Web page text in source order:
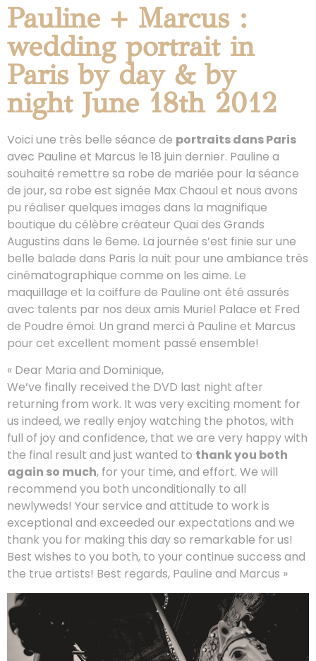
Pauline + Marcus :
wedding portrait in
Paris by day & by
night June 18th 2012
Voici une très belle séance de portraits dans Paris
avec Pauline et Marcus le 18 juin dernier. Pauline a
souhaité remettre sa robe de mariée pour la séance
de jour, sa robe est signée Max Chaoul et nous avons
pu réaliser quelques images dans la magnifique
boutique du célèbre créateur Quai des Grands
Augustins dans le 6eme. La journée s’est finie sur une
belle balade dans Paris la nuit pour une ambiance très
cinématographique comme on les aime. Le
maquillage et la coiffure de Pauline ont été assurés
avec talents par nos deux amis Muriel Palace et Fred
de Poudre émoi. Un grand merci à Pauline et Marcus
pour cet excellent moment passé ensemble!
« Dear Maria and Dominique,
We’ve finally received the DVD last night after
returning from work. It was very exciting moment for
us indeed, we really enjoy watching the photos, with
full of joy and confidence, that we are very happy with
the final result and just wanted to thank you both
again so much, for your time, and effort. We will
recommend you both unconditionally to all
newlyweds! Your service and attitude to work is
exceptional and exceeded our expectations and we
thank you for making this day so remarkable for us!
Best wishes to you both, to your continue success and
the true artists! Best regards, Pauline and Marcus »